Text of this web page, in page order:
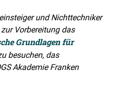
und Nichttechniker
Vorbereitung das
Grundlagen für
besuchen, das
Akademie Franken